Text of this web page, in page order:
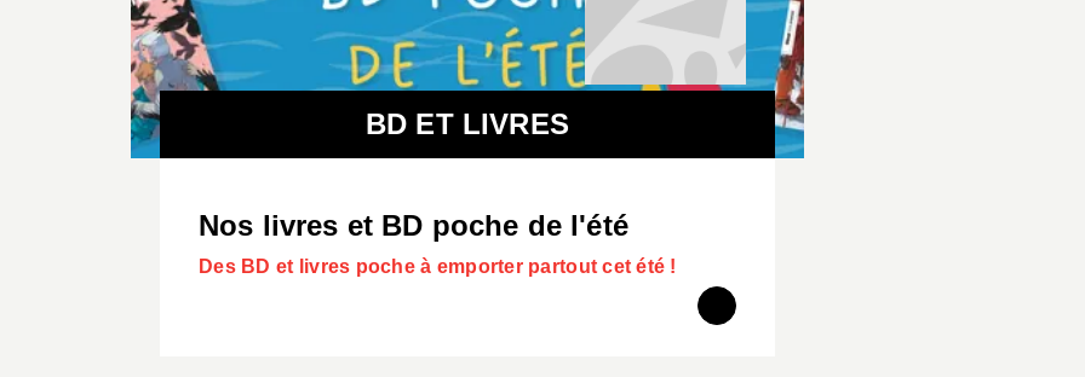
BD ET LIVRES
Nos livres et BD poche de l'été
Des BD et livres poche à emporter partout cet été !